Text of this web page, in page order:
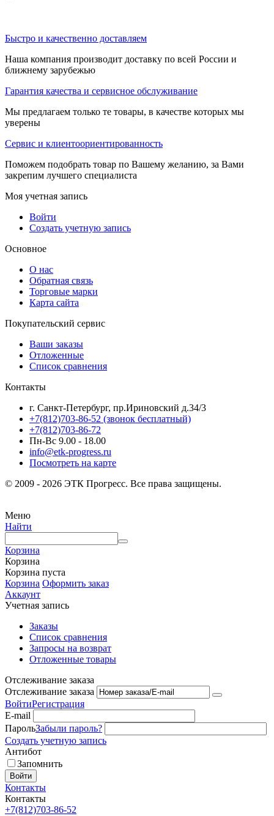
Быстро и качественно доставляем
Наша компания производит доставку по всей России и
ближнему зарубежью
Гарантия качества и сервисное обслуживание
Мы предлагаем только те товары, в качестве которых мы
уверены
Сервис и клиентоориентированность
Поможем подобрать товар по Вашему желанию, за Вами
закрепим лучшего специалиста
Моя учетная запись
Войти
Создать учетную запись
Основное
О нас
Обратная связь
Торговые марки
Карта сайта
Покупательский сервис
Ваши заказы
Отложенные
Список сравнения
Контакты
г. Санкт-Петербург, пр.Ириновский д.34/3
+7(812)703-86-52 (звонок бесплатный)
+7(812)703-86-72
Пн-Вс 9.00 - 18.00
info@etk-progress.ru
Посмотреть на карте
© 2009 - 2026 ЭТК Прогресс. Все права защищены.
Меню
Найти
Корзина
Корзина
Корзина пуста
Корзина Оформить заказ
Аккаунт
Учетная запись
Заказы
Список сравнения
Запросы на возврат
Отложенные товары
Отслеживание заказа
Отслеживание заказа
ВойтиРегистрация
E-mail
ПарольЗабыли пароль?
Создать учетную запись
Антибот
Запомнить
Войти
Контакты
Контакты
+7(812)703-86-52